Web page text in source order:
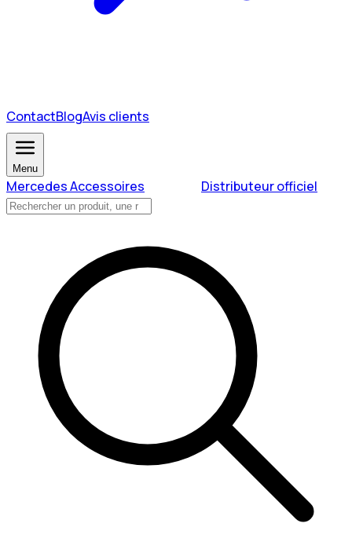
ContactBlogAvis clients
Menu
Mercedes Accessoires Distributeur officiel